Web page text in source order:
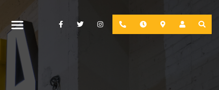
FacebookTwitterInstagramPhone Hours LocationAccount